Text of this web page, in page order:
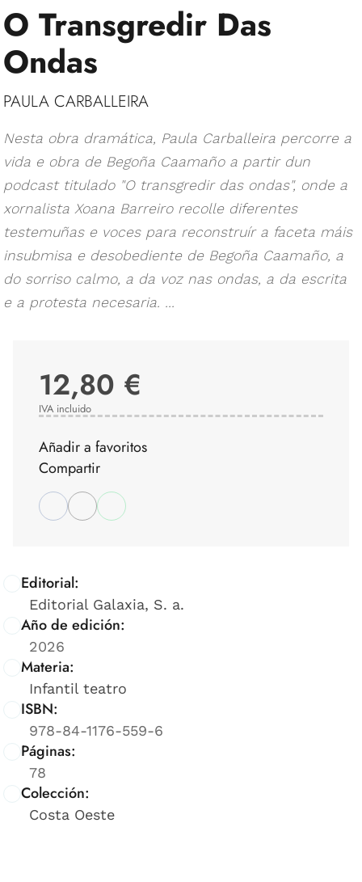
O Transgredir Das
Ondas
PAULA CARBALLEIRA
Nesta obra dramática, Paula Carballeira percorre a
vida e obra de Begoña Caamaño a partir dun
podcast titulado "O transgredir das ondas", onde a
xornalista Xoana Barreiro recolle diferentes
testemuñas e voces para reconstruír a faceta máis
insubmisa e desobediente de Begoña Caamaño, a
do sorriso calmo, a da voz nas ondas, a da escrita
e a protesta necesaria. ...
Editorial:
Editorial Galaxia, S. a.
Año de edición:
2026
Materia:
Infantil teatro
ISBN:
978-84-1176-559-6
Páginas:
78
Colección:
Costa Oeste
12,80 €
IVA incluido
Añadir a favoritos
Compartir